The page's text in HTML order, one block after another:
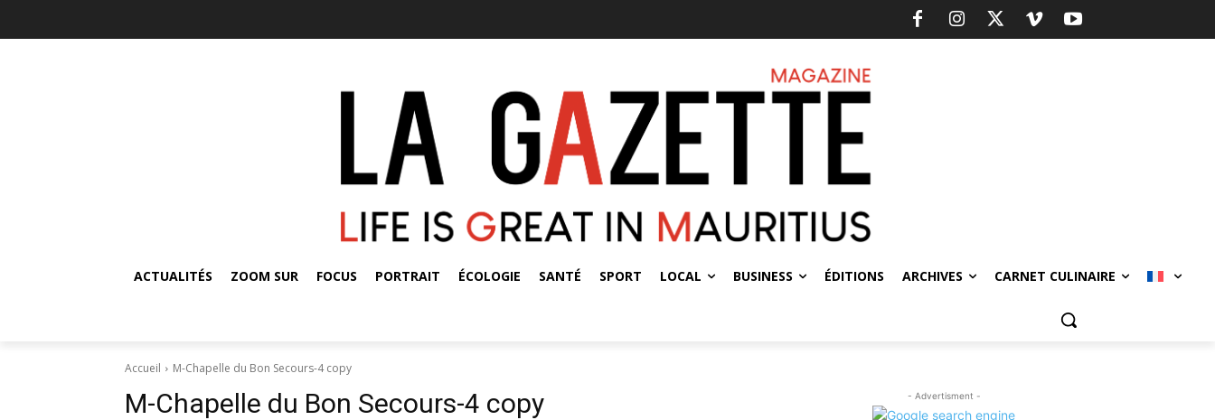
ACTUALITÉS ZOOM SUR FOCUS PORTRAIT ÉCOLOGIE SANTÉ SPORT LOCAL BUSINESS ÉDITIONS ARCHIVES CARNET CULINAIRE
Accueil M-Chapelle du Bon Secours-4 copy
M-Chapelle du Bon Secours-4 copy - Advertisment -